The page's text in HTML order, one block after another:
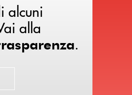
alcuni
alla
.